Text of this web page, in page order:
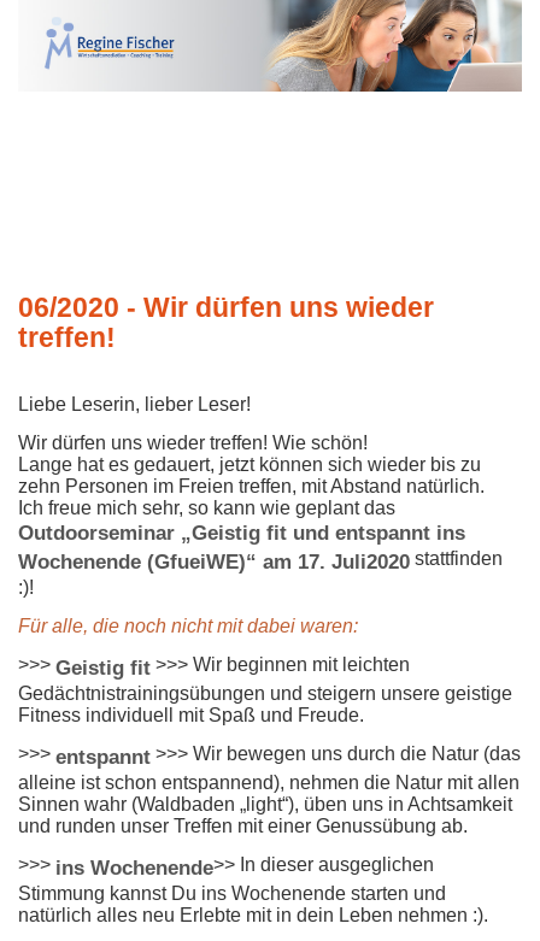
06/2020 - Wir dürfen uns wieder
treffen!
Liebe Leserin, lieber Leser!
Wir dürfen uns wieder treffen! Wie schön!
Lange hat es gedauert, jetzt können sich wieder bis zu
zehn Personen im Freien treffen, mit Abstand natürlich.
Ich freue mich sehr, so kann wie geplant das
Outdoorseminar „Geistig fit und entspannt ins
Wochenende (GfueiWE)“ am 17. Juli2020 stattfinden
:)!
Für alle, die noch nicht mit dabei waren:
>>> Geistig fit >>> Wir beginnen mit leichten
Gedächtnistrainingsübungen und steigern unsere geistige
Fitness individuell mit Spaß und Freude.
>>> entspannt >>> Wir bewegen uns durch die Natur (das
alleine ist schon entspannend), nehmen die Natur mit allen
Sinnen wahr (Waldbaden „light“), üben uns in Achtsamkeit
und runden unser Treffen mit einer Genussübung ab.
>>> ins Wochenende>> In dieser ausgeglichen
Stimmung kannst Du ins Wochenende starten und
natürlich alles neu Erlebte mit in dein Leben nehmen :).